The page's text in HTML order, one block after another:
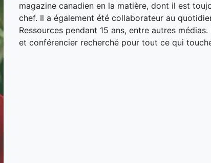
magazine canadien en la matière, dont il est
chef. Il a également été collaborateur au
Ressources pendant 15 ans, entre autres
et conférencier recherché pour tout ce qui